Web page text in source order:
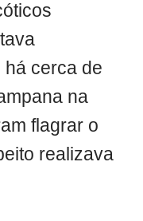
cerca de
na
flagrar o
realizava